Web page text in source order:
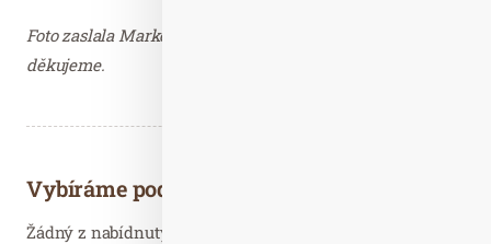
Foto zaslala Markéta Faustová, 2media.cz s.r.o. –
děkujeme.
Vybíráme podobné články
Žádný z nabídnutých článků vás nezajímá? Aktualizujte